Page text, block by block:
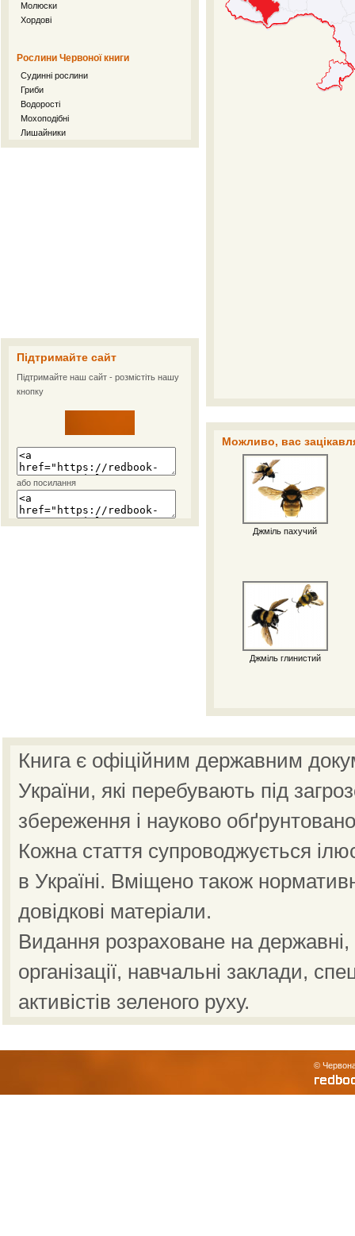
Молюски
Хордові
Рослини Червоної книги
Судинні рослини
Гриби
Водорості
Мохоподібні
Лишайники
Підтримайте сайт
Підтримайте наш сайт - розмістіть нашу
кнопку
або посилання
Можливо, вас
Джміль пахучий
Джміль глинистий
Книга є офіційним державним
України, які перебувають під
збереження і науково
Кожна стаття супроводжується
в Україні. Вміщено також
довідкові матеріали.
Видання розраховане на державні,
організації, навчальні заклади,
активістів зеленого руху.
©